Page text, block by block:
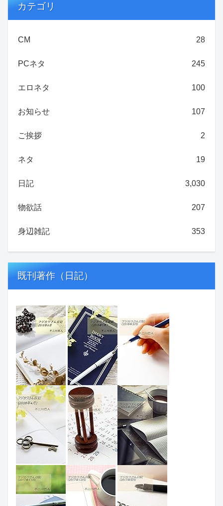
カテゴリ
CM 28
PCネタ 245
エロネタ 100
お知らせ 107
ご挨拶 2
ネタ 19
日記 3,030
物欲話 207
身辺雑記 353
既刊著作（日記）